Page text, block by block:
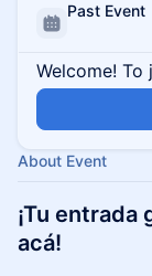
Past Event
Welcome!
About Event
¡Tu entrada
acá!